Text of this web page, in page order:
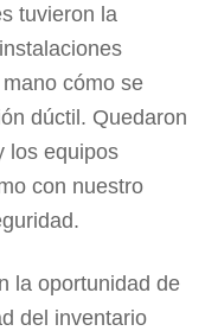
tuvieron la
cómo se
dúctil. Quedaron
los equipos
con nuestro
la oportunidad de
del inventario